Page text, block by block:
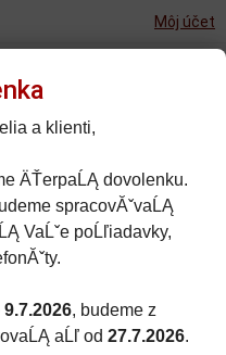
Môj účet
kusov
Obľúbené (0)
a klienti,
ÄŤerpaĹĄ dovolenku.
spracovĂˇvaĹĄ
VaĹˇe poĹľiadavky,
9.7.2026, budeme z
aĹľ od 27.7.2026.